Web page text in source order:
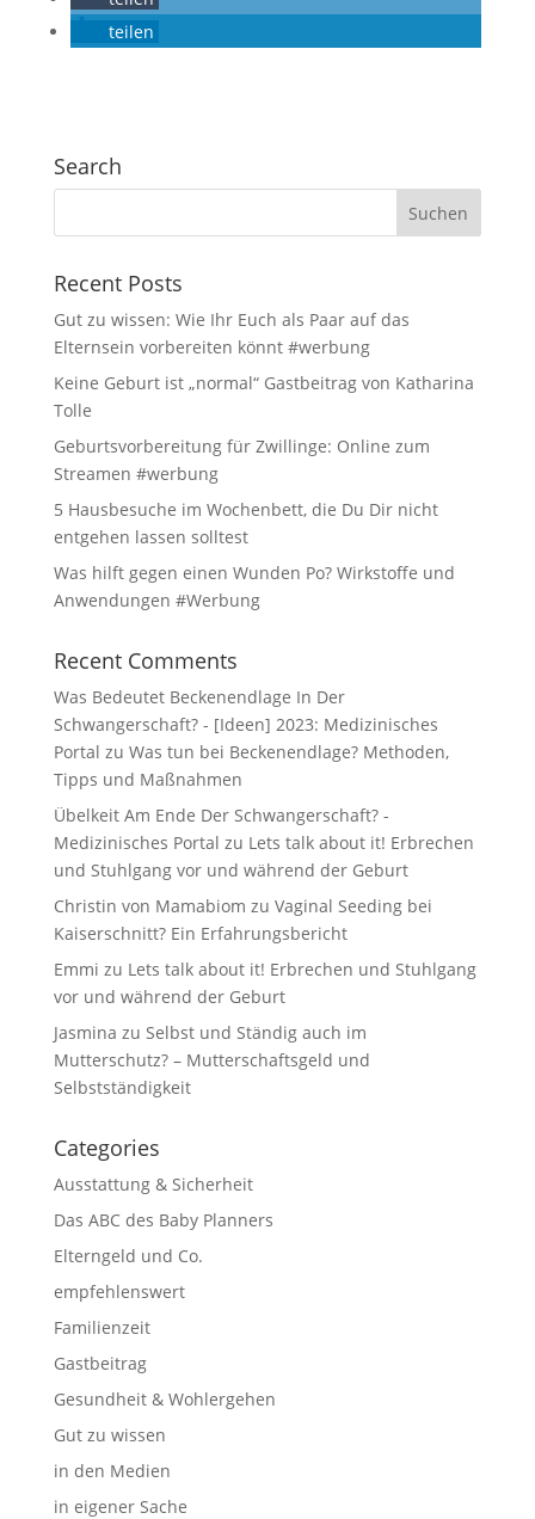
teilen
Search
Recent Posts
Gut zu wissen: Wie Ihr Euch als Paar auf das
Elternsein vorbereiten könnt #werbung
Keine Geburt ist „normal“ Gastbeitrag von Katharina
Tolle
Geburtsvorbereitung für Zwillinge: Online zum
Streamen #werbung
5 Hausbesuche im Wochenbett, die Du Dir nicht
entgehen lassen solltest
Was hilft gegen einen Wunden Po? Wirkstoffe und
Anwendungen #Werbung
Recent Comments
Was Bedeutet Beckenendlage In Der
Schwangerschaft? - [Ideen] 2023: Medizinisches
Portal zu Was tun bei Beckenendlage? Methoden,
Tipps und Maßnahmen
Übelkeit Am Ende Der Schwangerschaft? -
Medizinisches Portal zu Lets talk about it! Erbrechen
und Stuhlgang vor und während der Geburt
Christin von Mamabiom zu Vaginal Seeding bei
Kaiserschnitt? Ein Erfahrungsbericht
Emmi zu Lets talk about it! Erbrechen und Stuhlgang
vor und während der Geburt
Jasmina zu Selbst und Ständig auch im
Mutterschutz? – Mutterschaftsgeld und
Selbstständigkeit
Categories
Ausstattung & Sicherheit
Das ABC des Baby Planners
Elterngeld und Co.
empfehlenswert
Familienzeit
Gastbeitrag
Gesundheit & Wohlergehen
Gut zu wissen
in den Medien
in eigener Sache